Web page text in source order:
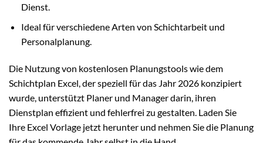
Dienst.
Ideal für verschiedene Arten von Schichtarbeit und
Personalplanung.
Die Nutzung von kostenlosen Planungstools wie dem
Schichtplan Excel, der speziell für das Jahr 2026 konzipiert
wurde, unterstützt Planer und Manager darin, ihren
Dienstplan effizient und fehlerfrei zu gestalten. Laden Sie
Ihre Excel Vorlage jetzt herunter und nehmen Sie die Planung